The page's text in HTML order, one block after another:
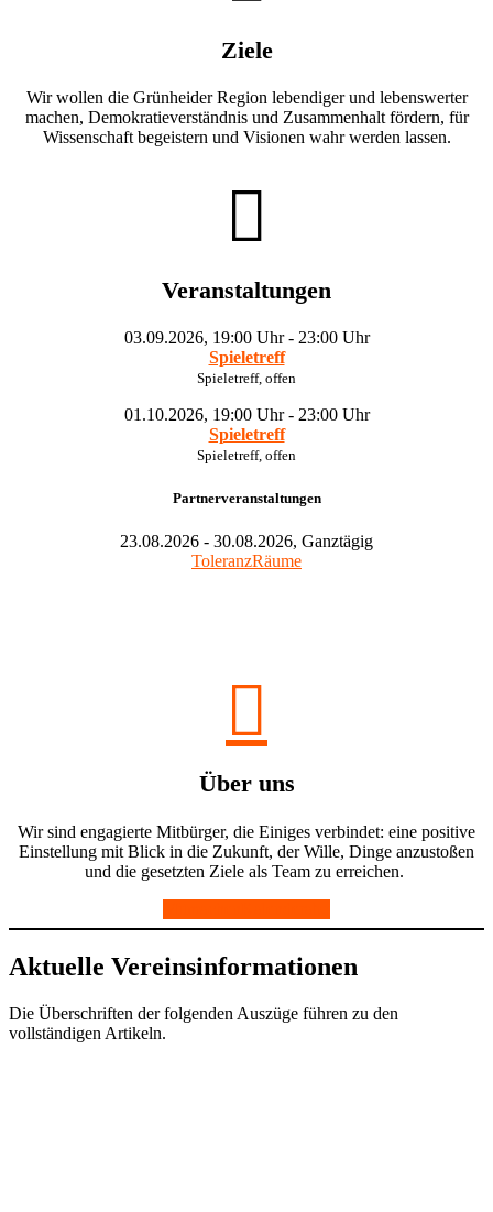
Ziele
Wir wollen die Grünheider Region lebendiger und lebenswerter
machen, Demokratieverständnis und Zusammenhalt fördern, für
Wissenschaft begeistern und Visionen wahr werden lassen.
Veranstaltungen
03.09.2026, 19:00 Uhr - 23:00 Uhr
Spieletreff
Spieletreff, offen
01.10.2026, 19:00 Uhr - 23:00 Uhr
Spieletreff
Spieletreff, offen
Partnerveranstaltungen
23.08.2026 - 30.08.2026, Ganztägig
ToleranzRäume
Über uns
Wir sind engagierte Mitbürger, die Einiges verbindet: eine positive
Einstellung mit Blick in die Zukunft, der Wille, Dinge anzustoßen
und die gesetzten Ziele als Team zu erreichen.
Aktuelle Vereinsinformationen
Die Überschriften der folgenden Auszüge führen zu den
vollständigen Artikeln.